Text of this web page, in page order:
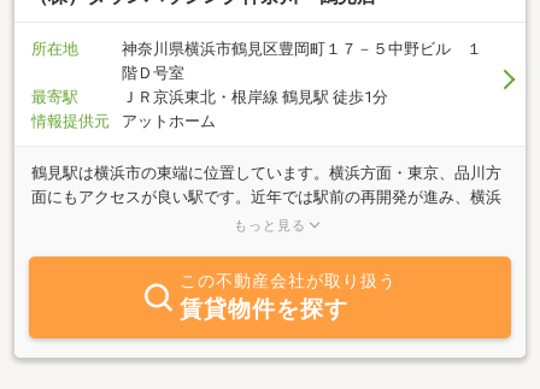
所在地
神奈川県横浜市鶴見区豊岡町１７－５中野ビル １
階Ｄ号室
最寄駅
ＪＲ京浜東北・根岸線 鶴見駅 徒歩1分
情報提供元
アットホーム
鶴見駅は横浜市の東端に位置しています。横浜方面・東京、品川方
面にもアクセスが良い駅です。近年では駅前の再開発が進み、横浜
市における主要な生活拠点（副都心）に指定されるほどになりまし
のお部屋探しはいかがでしょうか。是非タウンハウジング鶴見店ま
でお問合せお待ちしております。
もっと見る
この不動産会社が取り扱う
賃貸物件を探す